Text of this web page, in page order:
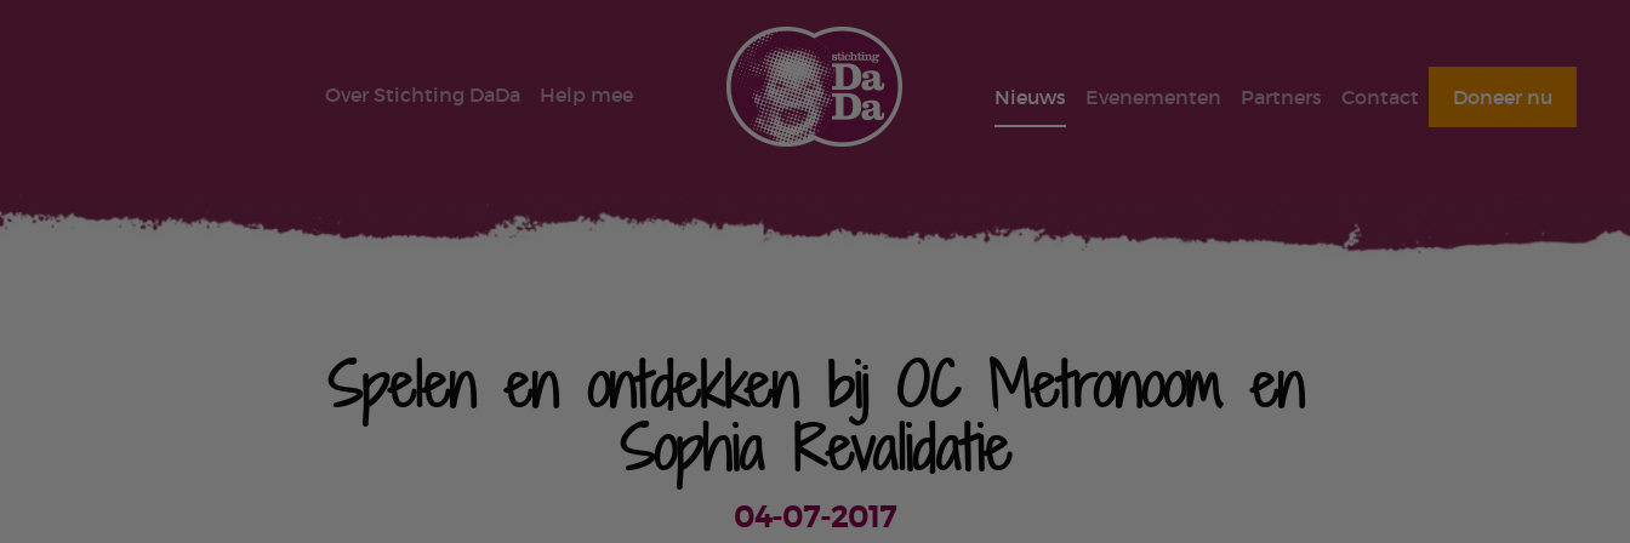
Over Stichting DaDa Help mee Nieuws Evenementen Partners Contact Doneer nu
Spelen en ontdekken bij OC Metronoom en
Sophia Revalidatie
04-07-2017